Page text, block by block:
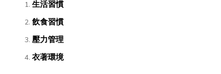
生活習慣
飲食習慣
壓力管理
衣著環境